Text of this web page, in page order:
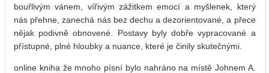
bouřlivým vánem, vířivým zážitkem emocí a myšlenek, který
nás přehne, zanechá nás bez dechu a dezorientované, a přece
nějak podivně obnovené. Postavy byly dobře vypracované a
přístupné, plné hloubky a nuance, které je činily skutečnými.
online kniha že mnoho písní bylo nahráno na místě Johnem A.